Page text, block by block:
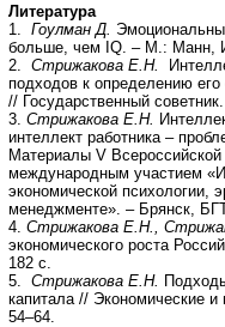
Литература
1. Гоулман Д.
больше, чем IQ. – М.: Манн,
2. Стрижакова Е.Н.
подходов к определению
// Государственный
3. Стрижакова Е.Н.
интеллект работника –
Материалы V Всероссийской
международным участием
экономической психологии,
менеджменте». – Брянск,
4. Стрижакова Е.Н.,
экономического роста
182 с.
5. Стрижакова Е.Н.
капитала // Экономические
54–64.